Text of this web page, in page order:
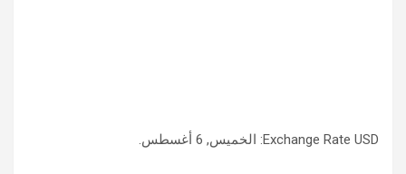
Exchange Rate USD : الخميس, 6 أغسطس.